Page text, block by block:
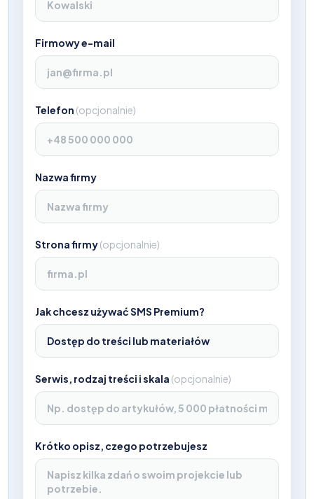
Firmowy e-mail
Telefon (opcjonalnie)
Nazwa firmy
Strona firmy(opcjonalnie)
Jak chcesz używać SMS Premium?
Serwis, rodzaj treści i skala (opcjonalnie)
Krótko opisz, czego potrzebujesz